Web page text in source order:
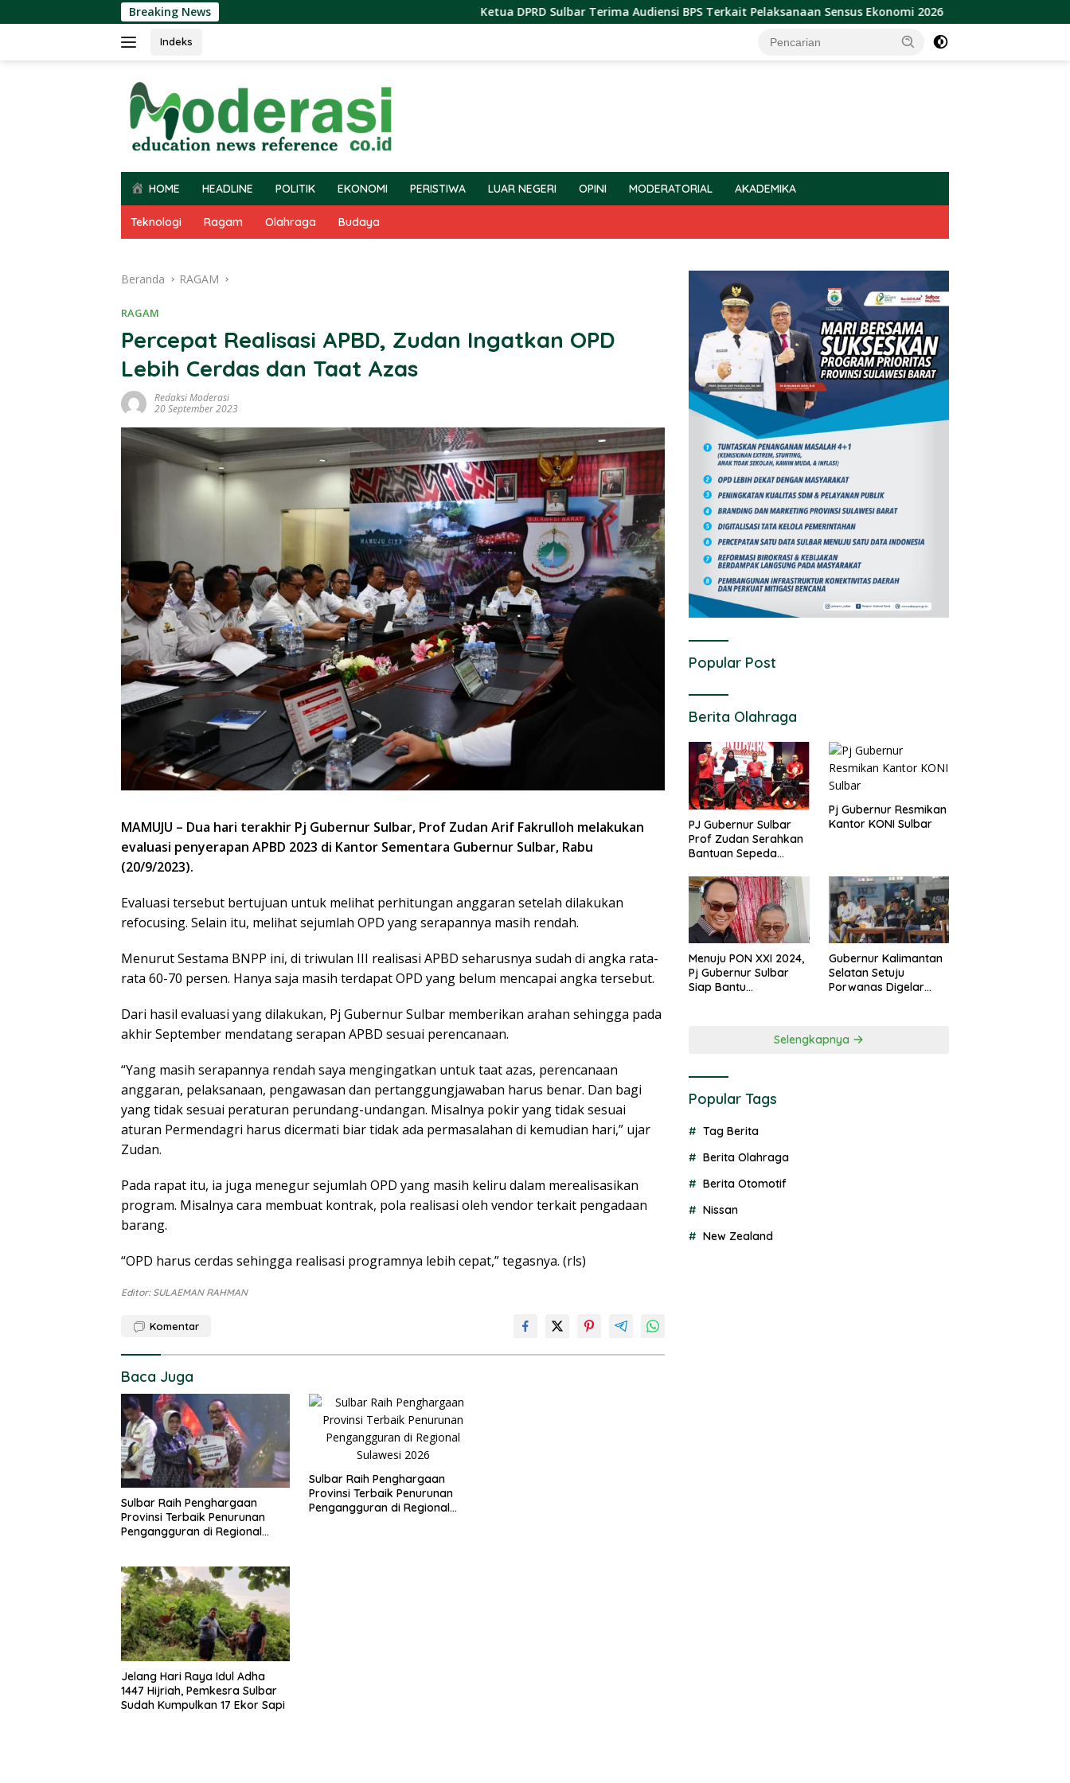
ke
Breaking News Ketua DPRD Sulbar Terima Audiensi BPS Terkait Pelaksanaan Sensus Ekonomi 2026 Sulbar Raih
Indeks
HOME HEADLINE POLITIK EKONOMI PERISTIWA LUAR NEGERI OPINI MODERATORIAL AKADEMIKA
Teknologi Ragam Olahraga Budaya
Beranda RAGAM
RAGAM
Percepat Realisasi APBD, Zudan Ingatkan OPD
Lebih Cerdas dan Taat Azas
Redaksi Moderasi
20 September 2023
MAMUJU – Dua hari terakhir Pj Gubernur Sulbar, Prof Zudan Arif Fakrulloh melakukan
evaluasi penyerapan APBD 2023 di Kantor Sementara Gubernur Sulbar, Rabu
(20/9/2023).
Evaluasi tersebut bertujuan untuk melihat perhitungan anggaran setelah dilakukan
refocusing. Selain itu, melihat sejumlah OPD yang serapannya masih rendah.
Menurut Sestama BNPP ini, di triwulan III realisasi APBD seharusnya sudah di angka rata-
rata 60-70 persen. Hanya saja masih terdapat OPD yang belum mencapai angka tersebut.
Dari hasil evaluasi yang dilakukan, Pj Gubernur Sulbar memberikan arahan sehingga pada
akhir September mendatang serapan APBD sesuai perencanaan.
“Yang masih serapannya rendah saya mengingatkan untuk taat azas, perencanaan
anggaran, pelaksanaan, pengawasan dan pertanggungjawaban harus benar. Dan bagi
yang tidak sesuai peraturan perundang-undangan. Misalnya pokir yang tidak sesuai
aturan Permendagri harus dicermati biar tidak ada permasalahan di kemudian hari,” ujar
Zudan.
Pada rapat itu, ia juga menegur sejumlah OPD yang masih keliru dalam merealisasikan
program. Misalnya cara membuat kontrak, pola realisasi oleh vendor terkait pengadaan
barang.
“OPD harus cerdas sehingga realisasi programnya lebih cepat,” tegasnya. (rls)
Editor: SULAEMAN RAHMAN
Komentar
Baca Juga
Sulbar Raih Penghargaan
Provinsi Terbaik Penurunan
Pengangguran di Regional
Sulbar Raih Penghargaan
Provinsi Terbaik Penurunan
Pengangguran di Regional
Jelang Hari Raya Idul Adha
1447 Hijriah, Pemkesra Sulbar
Sudah Kumpulkan 17 Ekor Sapi
Popular Post
Berita Olahraga
PJ Gubernur Sulbar
Prof Zudan Serahkan
Bantuan Sepeda
PON 2024
Pj Gubernur Resmikan
Kantor KONI Sulbar
Menuju PON XXI 2024,
Pj Gubernur Sulbar
Siap Bantu
Gubernur Kalimantan
Selatan Setuju
Porwanas Digelar
Selengkapnya
Popular Tags
Tag Berita
Berita Olahraga
Berita Otomotif
Nissan
New Zealand